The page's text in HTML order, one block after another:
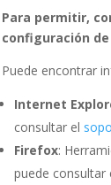
Para permitir,
configuración
Puede encontrar
Internet
consultar el
Firefox:
puede consultar